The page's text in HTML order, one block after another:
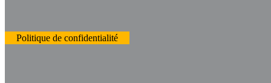
Politique de confidentialité